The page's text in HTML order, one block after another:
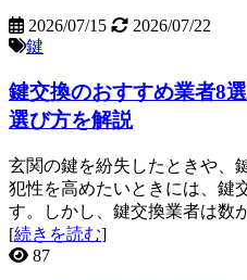
2026/07/15
2026/07/22
鍵
鍵交換のおすすめ業者8
選び方を解説
玄関の鍵を紛失したときや、
犯性を高めたいときには、鍵
す。しかし、鍵交換業者は数
[続きを読む]
87